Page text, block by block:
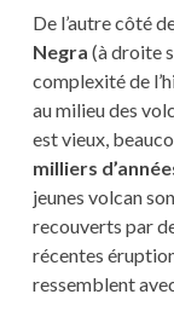
De l’autre côté
Negra (à droite
complexité de
au milieu des
est vieux,
milliers
jeunes volcan
recouverts par
récentes
ressemblent